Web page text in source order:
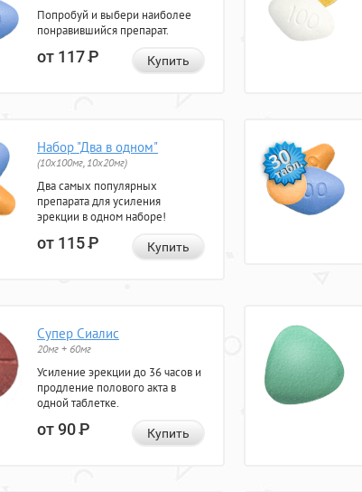
Попробуй и выбери наиболее
понравившийся препарат.
от 117Р Купить
Набор "Два в одном"
(10x100мг, 10x20мг)
Два самых популярных
препарата для усиления
эрекции в одном наборе!
от 115Р Купить
Супер Сиалис
20мг + 60мг
Усиление эрекции до 36 часов и
продление полового акта в
одной таблетке.
от 90Р Купить